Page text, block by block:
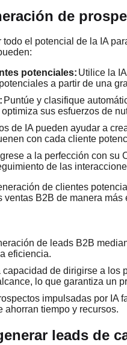
de
el potencial de la IA
potenciales: Utilice la
a partir de una
Puntúe y clasifique
sus esfuerzos de
de IA pueden ayudar a
con cada cliente
a la perfección con su
de las
de clientes
B2B de manera más
de leads B2B
eficiencia.
de dirigirse a los
lo que garantiza un
impulsadas por IA
ahorran tiempo y recursos.
leads de